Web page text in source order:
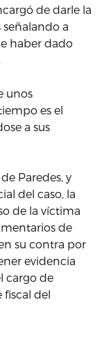
de darle la
señalando a
haber dado
unos
es el
a sus
Paredes, y
del caso, la
de la víctima
de
su contra por
evidencia
cargo de
fiscal del